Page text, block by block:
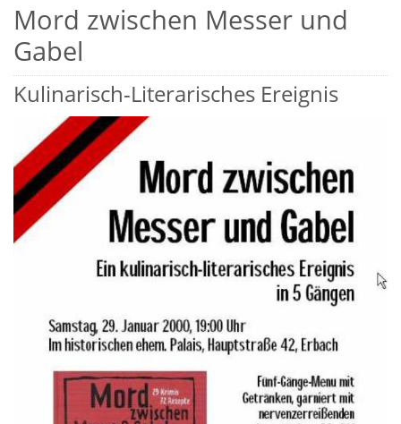
Mord zwischen Messer und
Gabel
Kulinarisch-Literarisches Ereignis